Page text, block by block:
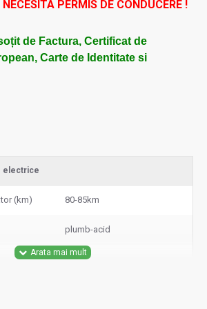
NECESITA PERMIS DE CONDUCERE !
de Factura, Certificat de
Carte de Identitate si
electrice
(km) 80-85km
plumb-acid
8h